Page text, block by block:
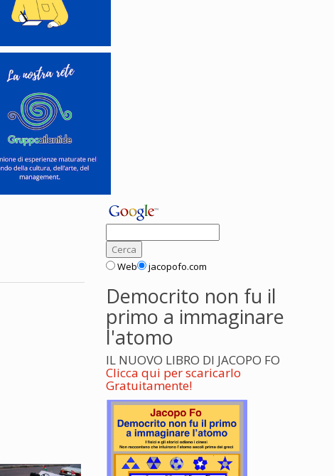
Web jacopofo.com
Democrito non fu il
primo a immaginare
l'atomo
IL NUOVO LIBRO DI JACOPO FO
Clicca qui per scaricarlo
Gratuitamente!